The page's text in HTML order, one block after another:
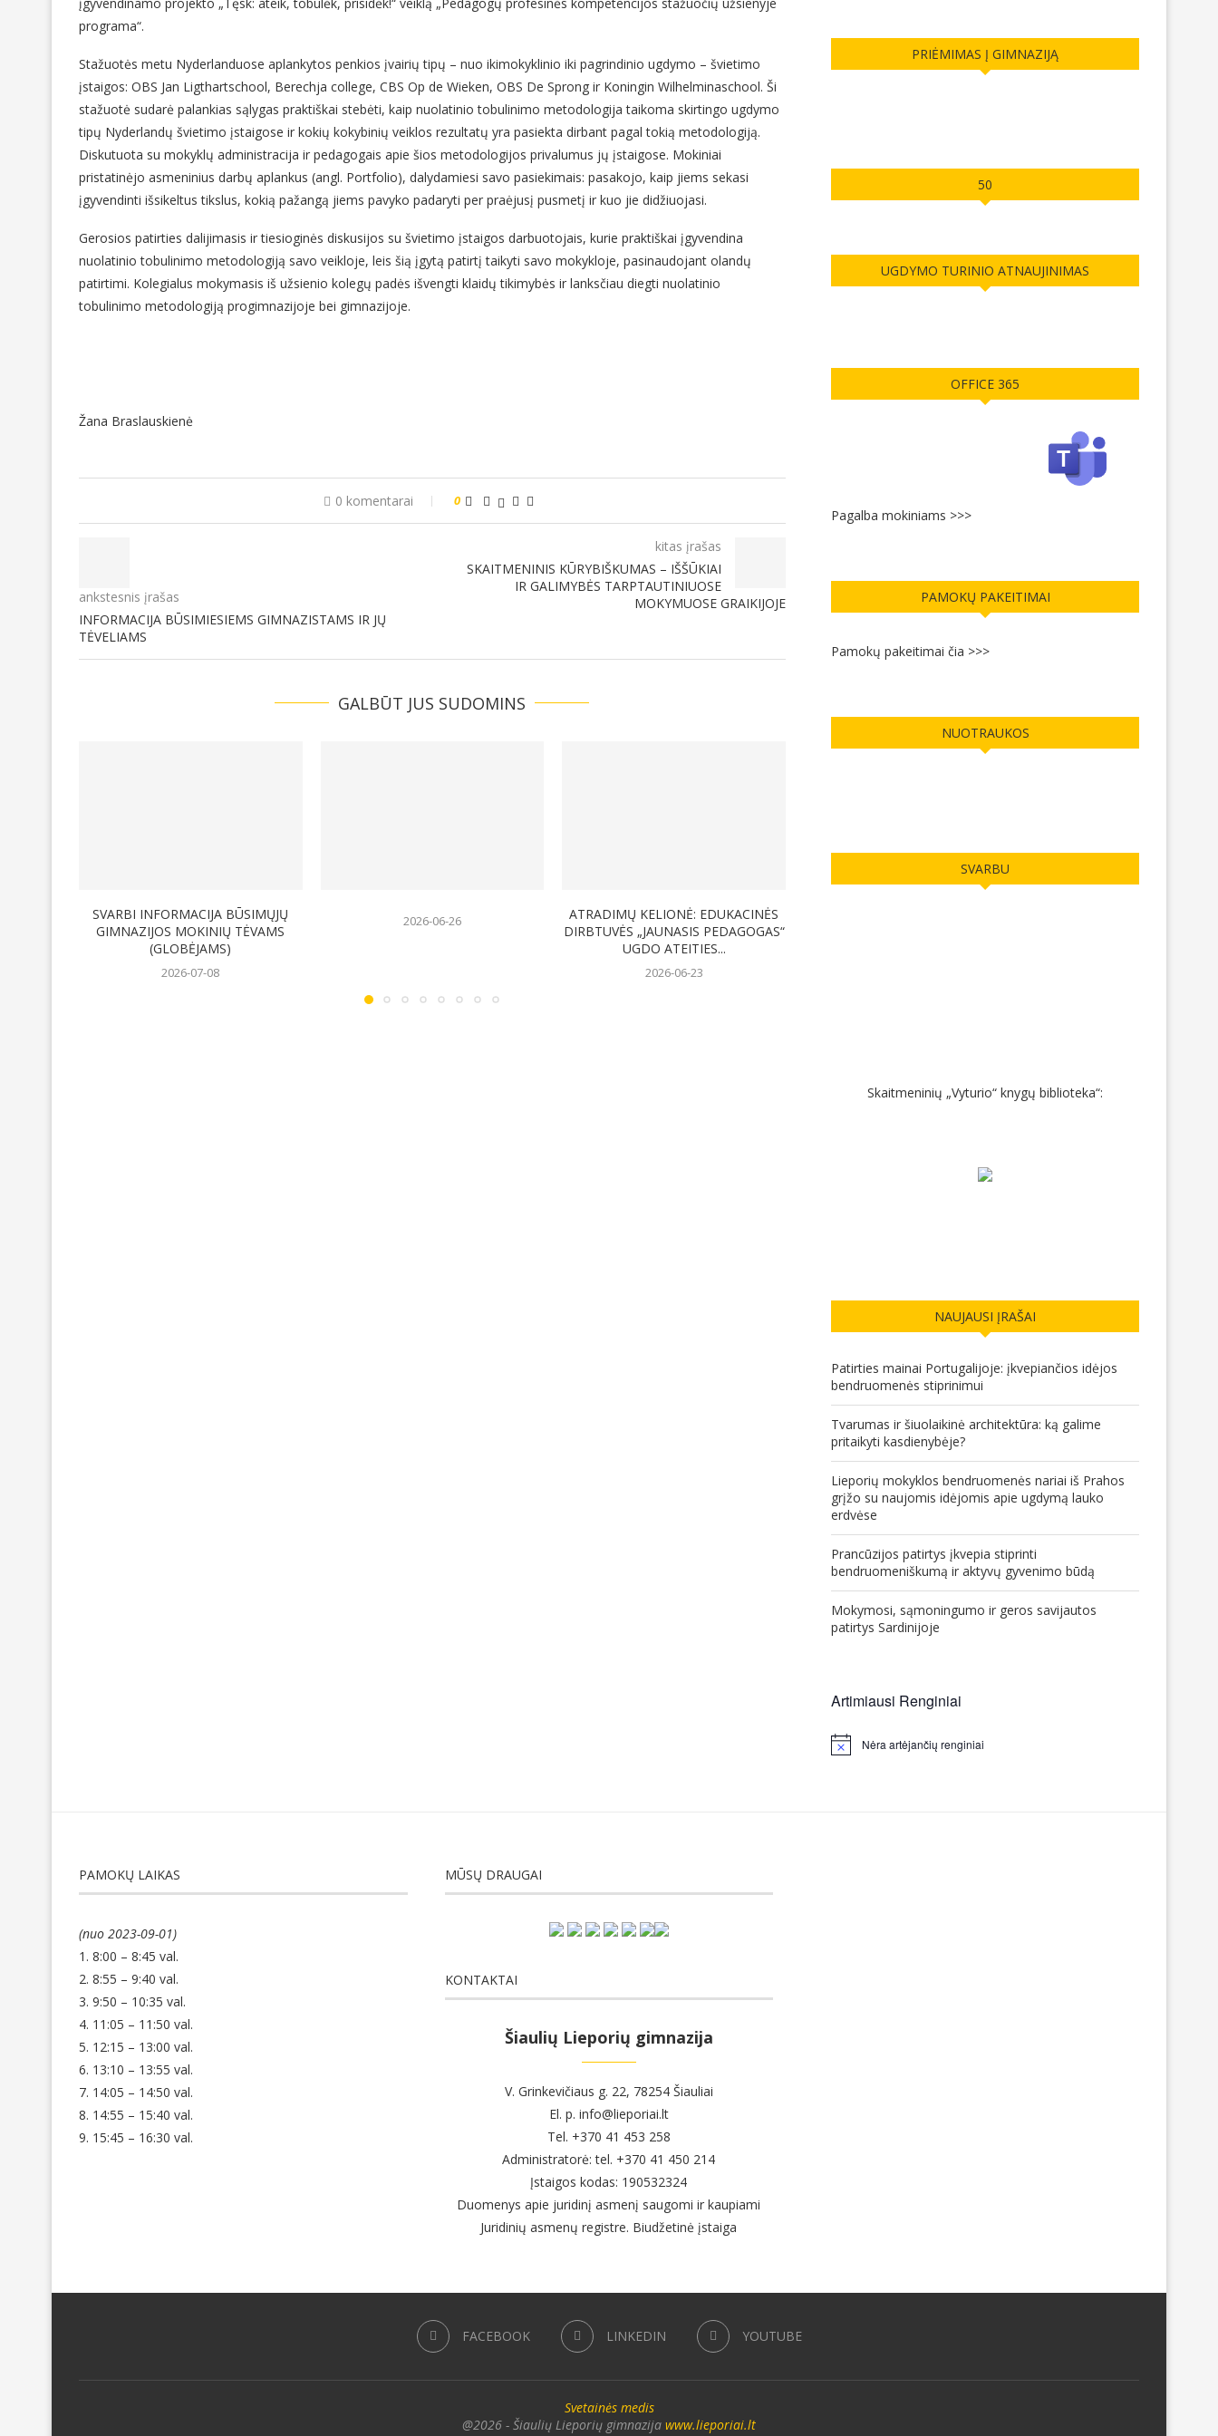
programa“.
Stažuotės metu Nyderlanduose aplankytos penkios įvairių tipų – nuo ikimokyklinio iki pagrindinio ugdymo – švietimo
įstaigos: OBS Jan Ligthartschool, Berechja college, CBS Op de Wieken, OBS De Sprong ir Koningin Wilhelminaschool. Ši
stažuotė sudarė palankias sąlygas praktiškai stebėti, kaip nuolatinio tobulinimo metodologija taikoma skirtingo ugdymo
tipų Nyderlandų švietimo įstaigose ir kokių kokybinių veiklos rezultatų yra pasiekta dirbant pagal tokią metodologiją.
Diskutuota su mokyklų administracija ir pedagogais apie šios metodologijos privalumus jų įstaigose. Mokiniai
pristatinėjo asmeninius darbų aplankus (angl. Portfolio), dalydamiesi savo pasiekimais: pasakojo, kaip jiems sekasi
įgyvendinti išsikeltus tikslus, kokią pažangą jiems pavyko padaryti per praėjusį pusmetį ir kuo jie didžiuojasi.
Gerosios patirties dalijimasis ir tiesioginės diskusijos su švietimo įstaigos darbuotojais, kurie praktiškai įgyvendina
nuolatinio tobulinimo metodologiją savo veikloje, leis šią įgytą patirtį taikyti savo mokykloje, pasinaudojant olandų
patirtimi. Kolegialus mokymasis iš užsienio kolegų padės išvengti klaidų tikimybės ir lanksčiau diegti nuolatinio
tobulinimo metodologiją progimnazijoje bei gimnazijoje.
Žana Braslauskienė
0 komentarai 0
ankstesnis įrašas
INFORMACIJA BŪSIMIESIEMS GIMNAZISTAMS IR JŲ
TĖVELIAMS
kitas įrašas
SKAITMENINIS KŪRYBIŠKUMAS – IŠŠŪKIAI
IR GALIMYBĖS TARPTAUTINIUOSE
MOKYMUOSE GRAIKIJOJE
GALBŪT JUS SUDOMINS
SVARBI INFORMACIJA BŪSIMŲJŲ
GIMNAZIJOS MOKINIŲ TĖVAMS
(GLOBĖJAMS)
2026-07-08
2026-06-26
ATRADIMŲ KELIONĖ: EDUKACINĖS
DIRBTUVĖS „JAUNASIS PEDAGOGAS“
UGDO ATEITIES...
2026-06-23
PRIĖMIMAS Į GIMNAZIJĄ
50
UGDYMO TURINIO ATNAUJINIMAS
OFFICE 365
Pagalba mokiniams >>>
PAMOKŲ PAKEITIMAI
Pamokų pakeitimai čia >>>
NUOTRAUKOS
SVARBU
Skaitmeninių „Vyturio“ knygų biblioteka“:
NAUJAUSI ĮRAŠAI
Patirties mainai Portugalijoje: įkvepiančios idėjos
bendruomenės stiprinimui
Tvarumas ir šiuolaikinė architektūra: ką galime
pritaikyti kasdienybėje?
Lieporių mokyklos bendruomenės nariai iš Prahos
grįžo su naujomis idėjomis apie ugdymą lauko
erdvėse
Prancūzijos patirtys įkvepia stiprinti
bendruomeniškumą ir aktyvų gyvenimo būdą
Mokymosi, sąmoningumo ir geros savijautos
patirtys Sardinijoje
Artimiausi Renginiai
Notice Nėra artėjančių renginiai
PAMOKŲ LAIKAS
(nuo 2023-09-01)
1. 8:00 – 8:45 val.
2. 8:55 – 9:40 val.
3. 9:50 – 10:35 val.
4. 11:05 – 11:50 val.
5. 12:15 – 13:00 val.
6. 13:10 – 13:55 val.
7. 14:05 – 14:50 val.
8. 14:55 – 15:40 val.
9. 15:45 – 16:30 val.
MŪSŲ DRAUGAI
KONTAKTAI
Šiaulių Lieporių gimnazija
V. Grinkevičiaus g. 22, 78254 Šiauliai
El. p. info@lieporiai.lt
Tel. +370 41 453 258
Administratorė: tel. +370 41 450 214
Įstaigos kodas: 190532324
Duomenys apie juridinį asmenį saugomi ir kaupiami
Juridinių asmenų registre. Biudžetinė įstaiga
FACEBOOK LINKEDIN YOUTUBE
Svetainės medis
@2026 - Šiaulių Lieporių gimnazija www.lieporiai.lt